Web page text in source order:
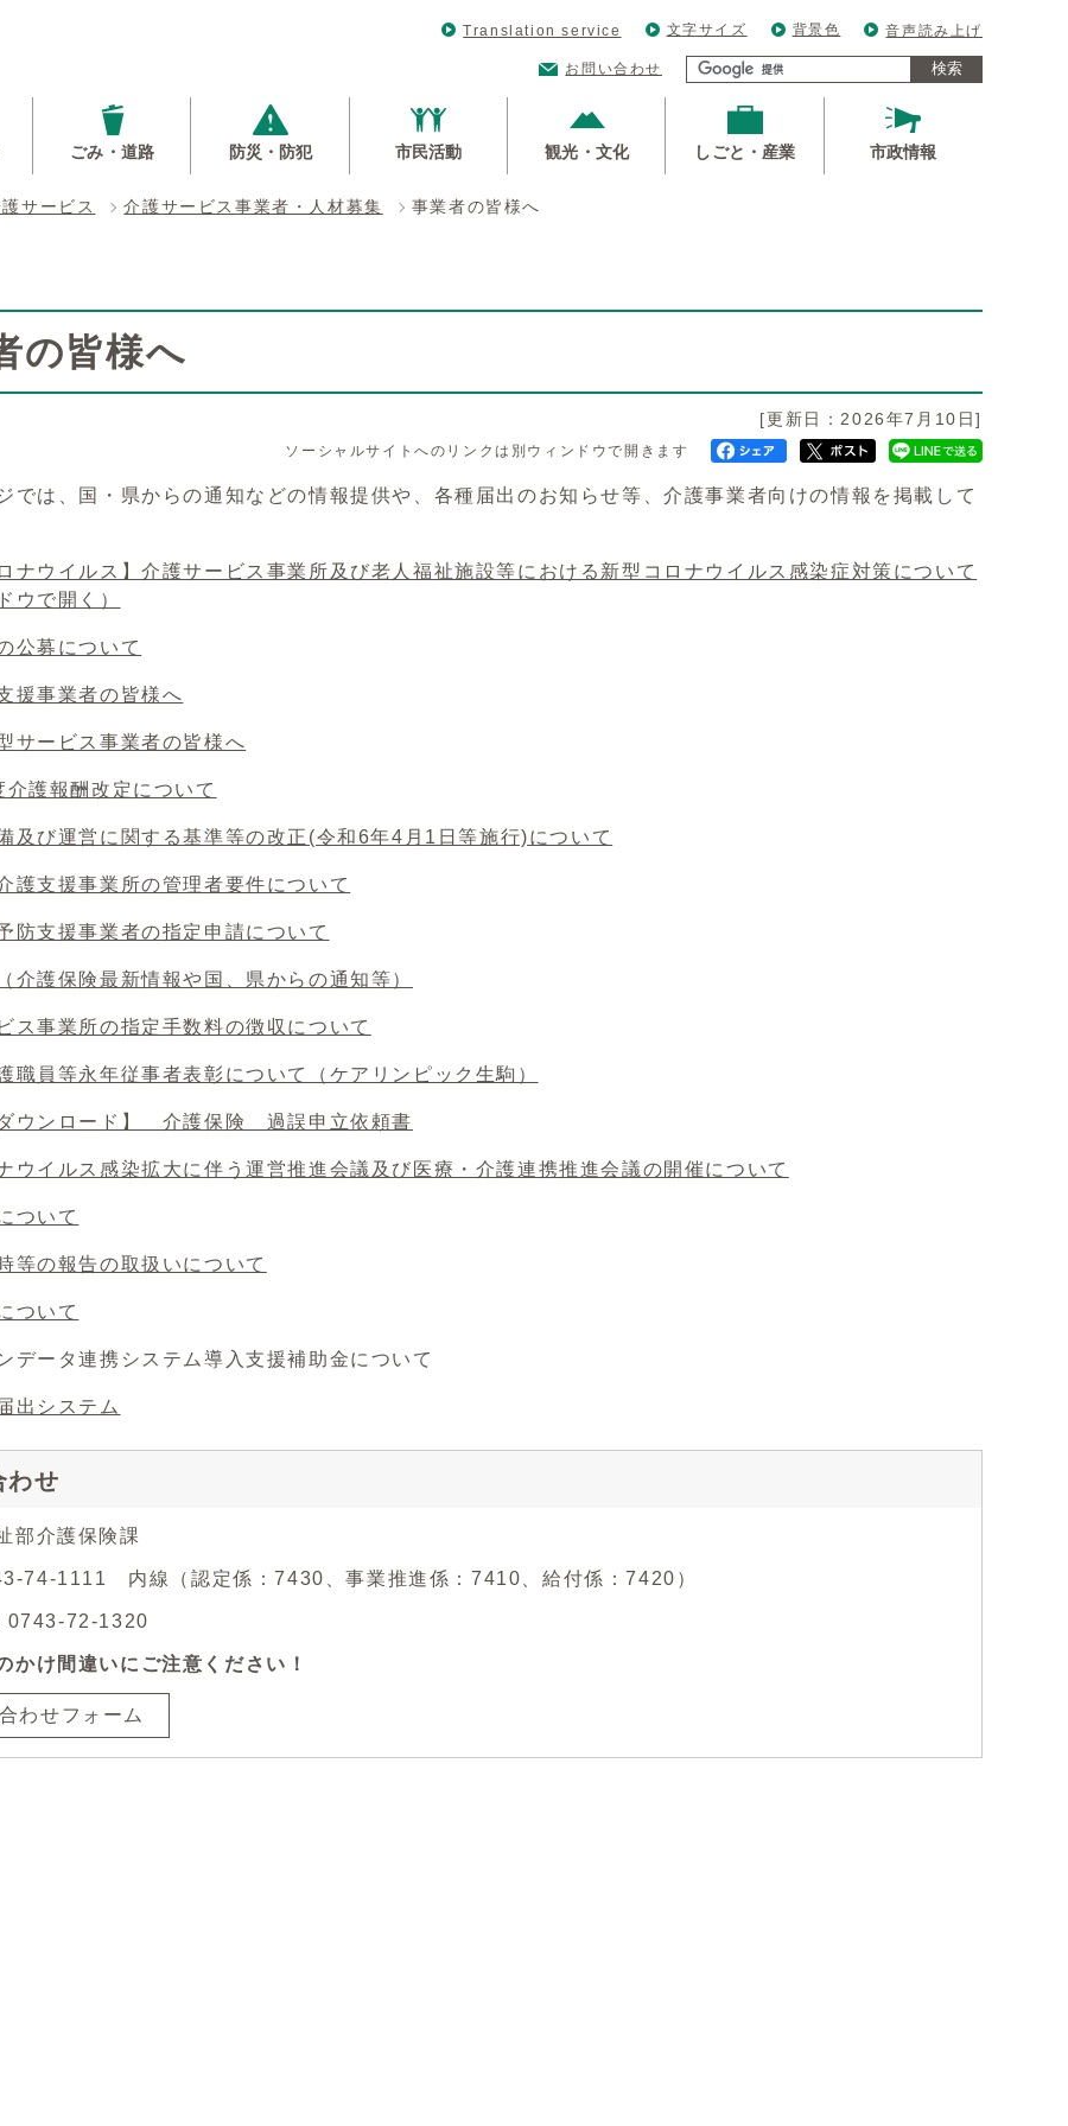
Translation service 文字サイズ 背景色 音声読み上げ
お問い合わせ 検索
ごみ・道路 防災・防犯 市民活動 観光・文化 しごと・産業 市政情報
サービス 介護サービス事業者・人材募集 事業者の皆様へ
の皆様へ
[更新日：2026年7月10日]
ソーシャルサイトへのリンクは別ウィンドウで開きます
では、国・県からの通知などの情報提供や、各種届出のお知らせ等、介護事業者向けの情報を掲載して
ナウイルス】介護サービス事業所及び老人福祉施設等における新型コロナウイルス感染症対策について
ウで開く）
公募について
援事業者の皆様へ
サービス事業者の皆様へ
介護報酬改定について
及び運営に関する基準等の改正(令和6年4月1日等施行)について
護支援事業所の管理者要件について
防支援事業者の指定申請について
介護保険最新情報や国、県からの通知等）
ス事業所の指定手数料の徴収について
職員等永年従事者表彰について（ケアリンピック生駒）
ダウンロード】 介護保険 過誤申立依頼書
ウイルス感染拡大に伴う運営推進会議及び医療・介護連携推進会議の開催について
ついて
等の報告の取扱いについて
ついて
データ連携システム導入支援補助金について
出システム
わせ
部介護保険課
74-1111 内線（認定係：7430、事業推進係：7410、給付係：7420）
0743-72-1320
かけ間違いにご注意ください！
わせフォーム